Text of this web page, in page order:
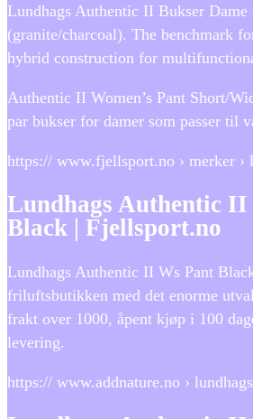
Lundhags Authentic II Bukser Dame
(granite/charcoal). The benchmark
hybrid construction for
Authentic II Women’s Pant Short/
par bukser for damer som passer til
https:// www.fjellsport.no › merker
Lundhags Authentic II
Black | Fjellsport.no
Lundhags Authentic II Ws Pant
friluftsbutikken med det enorme
frakt over 1000, åpent kjøp i 100
levering.
https:// www.addnature.no ›